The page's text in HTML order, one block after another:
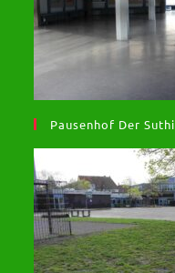
Pausenhof Der Suthi